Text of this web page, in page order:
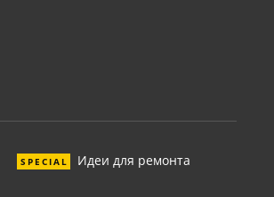
SPECIAL Идеи для ремонта